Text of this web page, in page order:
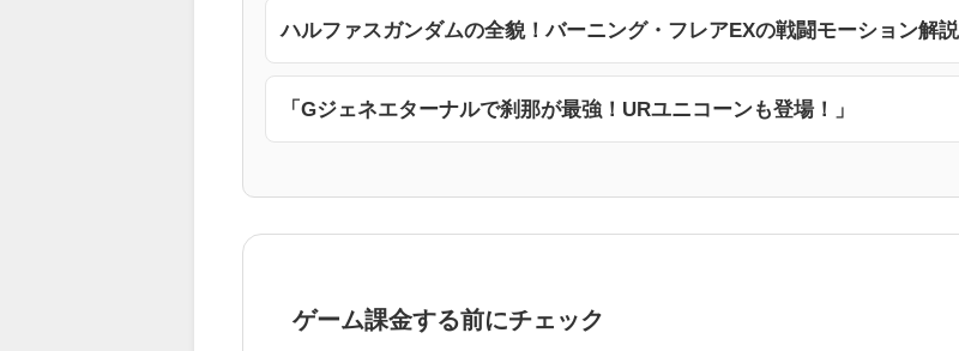
ハルファスガンダムの全貌！バーニング・フレアEXの戦闘モーション解説
「Gジェネエターナルで刹那が最強！URユニコーンも登場！」
ゲーム課金する前にチェック